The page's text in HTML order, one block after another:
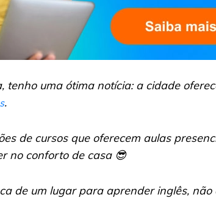
tenho uma ótima notícia: a cidade
.
de cursos que oferecem aulas
no conforto de casa 😎
de um lugar para aprender inglês,